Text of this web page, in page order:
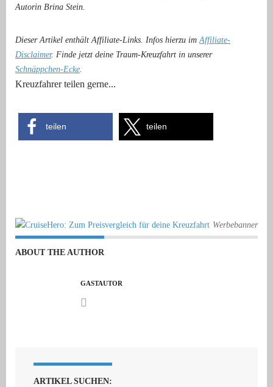
Autorin Brina Stein.
Dieser Artikel enthält Affiliate-Links. Infos hierzu imAffiliate-
Disclaimer. Finde jetzt deine Traum-Kreuzfahrt in unserer
Schnäppchen-Ecke.
Kreuzfahrer teilen gerne...
teilen teilen
Werbebanner
ABOUT THE AUTHOR
GASTAUTOR
ARTIKEL SUCHEN: